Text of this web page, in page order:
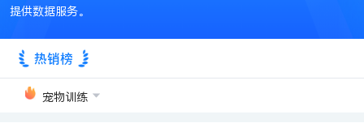
提供数据服务。
热销榜
宠物训练